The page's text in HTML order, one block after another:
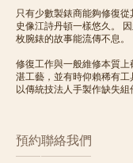
只有少數製錶商能夠修復
史像江詩丹頓一樣悠久。
枚腕錶的故事能流傳不息。
修復工作與一般維修本質
湛工藝，並有時仰賴稀有
以傳統技法人手製作缺失組
預約聯絡我們